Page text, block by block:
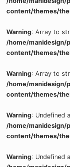
content/themes/
Warning: Array to
/home/manidesign/
content/themes/
Warning: Array to
/home/manidesign/
content/themes/
Warning: Undefined
/home/manidesign/
content/themes/
Warning: Undefined